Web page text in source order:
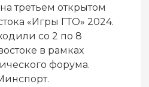
третьем открытом
«Игры ГТО» 2024.
со 2 по 8
в рамках
форума.